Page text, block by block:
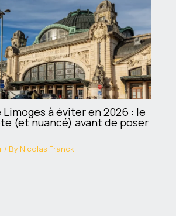
à éviter en 2026 : le
(et nuancé) avant de poser
/ By Nicolas Franck